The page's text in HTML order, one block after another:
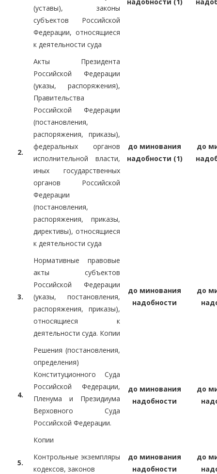
(уставы), законы
субъектов Российской
Федерации, относящиеся
к деятельности суда
2.
Акты Президента
Российской Федерации
(указы, распоряжения),
Правительства
Российской Федерации
(постановления,
распоряжения, приказы),
федеральных органов
исполнительной власти,
иных государственных
органов Российской
Федерации
(постановления,
распоряжения, приказы,
директивы), относящиеся
к деятельности суда
до минования
надобности (1)
до
3.
Нормативные правовые
акты субъектов
Российской Федерации
(указы, постановления,
распоряжения, приказы),
относящиеся к
деятельности суда. Копии
до минования
надобности
до
4.
Решения (постановления,
определения)
Конституционного Суда
Российской Федерации,
Пленума и Президиума
Верховного Суда
Российской Федерации.
Копии
до минования
надобности
до
5.
Контрольные экземпляры
кодексов, законов
до минования
надобности
до